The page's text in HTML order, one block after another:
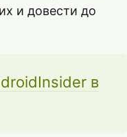
и довести до
в